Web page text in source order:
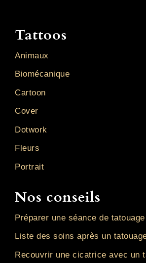
Tattoos
Animaux
Biomécanique
Cartoon
Cover
Dotwork
Fleurs
Portrait
Nos conseils
Préparer une séance de tatouage
Liste des soins après un
Recouvrir une cicatrice avec un